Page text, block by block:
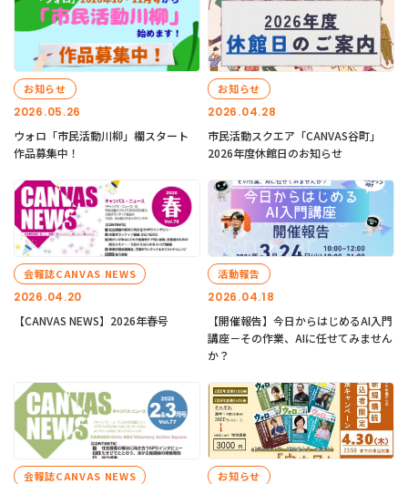
2026.05.26
お知らせ
ウォロ「市民活動川柳」欄スタート
作品募集中！
2026.04.28
お知らせ
市民活動スクエア「CANVAS谷町」
2026年度休館日のお知らせ
2026.04.20
会報誌CANVAS NEWS
【CANVAS NEWS】2026年春号
2026.04.18
活動報告
【開催報告】今日からはじめるAI入門
講座－その作業、AIに任せてみません
か？
会報誌CANVAS NEWS お知らせ